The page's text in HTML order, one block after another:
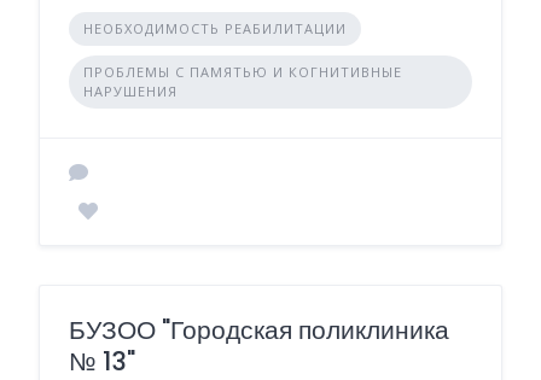
НЕОБХОДИМОСТЬ РЕАБИЛИТАЦИИ
ПРОБЛЕМЫ С ПАМЯТЬЮ И КОГНИТИВНЫЕ
НАРУШЕНИЯ
БУЗОО "Городская поликлиника
№ 13"